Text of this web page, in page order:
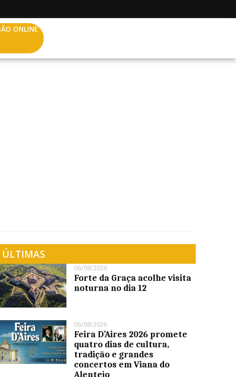
ONLINE
ÚLTIMAS
06/08/2026
Forte da Graça acolhe visita
noturna no dia 12
06/08/2026
Feira D’Aires 2026 promete
quatro dias de cultura,
tradição e grandes
concertos em Viana do
Alentejo